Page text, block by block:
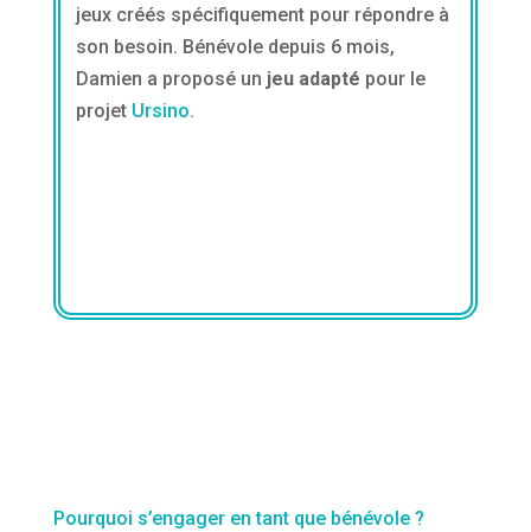
jeux créés spécifiquement pour répondre à
son besoin. Bénévole depuis 6 mois,
Damien a proposé un jeu adapté pour le
projet Ursino.
Pourquoi s’engager en tant que bénévole ?